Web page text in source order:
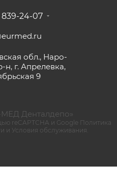
839-24-07
обл., Наро-
г. Апрелевка,
9
Денталдепо»
reCAPTCHA и Google Политика
и Условия обслуживания